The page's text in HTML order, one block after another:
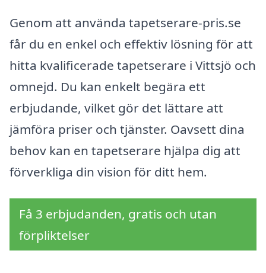
Genom att använda tapetserare-pris.se
får du en enkel och effektiv lösning för att
hitta kvalificerade tapetserare i Vittsjö och
omnejd. Du kan enkelt begära ett
erbjudande, vilket gör det lättare att
jämföra priser och tjänster. Oavsett dina
behov kan en tapetserare hjälpa dig att
förverkliga din vision för ditt hem.
Få 3 erbjudanden, gratis och utan
förpliktelser